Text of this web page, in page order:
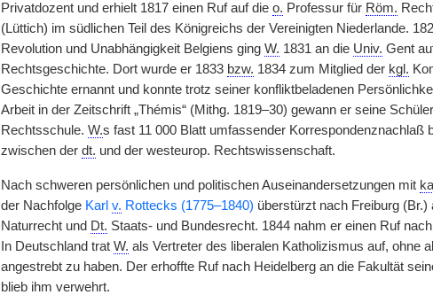
Privatdozent und erhielt 1817 einen Ruf auf die o. Professur für Röm.
(Lüttich) im südlichen Teil des Königreichs der Vereinigten Niederlande.
Revolution und Unabhängigkeit Belgiens ging W. 1831 an die Univ. Gent
Rechtsgeschichte. Dort wurde er 1833 bzw. 1834 zum Mitglied der kgl.
Geschichte ernannt und konnte trotz seiner konfliktbeladenen
Arbeit in der Zeitschrift „Thémis“ (Mithg. 1819–30) gewann er seine
Rechtsschule. W.s fast 11 000 Blatt umfassender
zwischen der dt. und der westeurop. Rechtswissenschaft.
Nach schweren persönlichen und politischen Auseinandersetzungen mit
der Nachfolge Karl v. Rottecks (1775–1840) überstürzt nach Freiburg
Naturrecht und Dt. Staats- und Bundesrecht. 1844 nahm er einen Ruf
In Deutschland trat W. als Vertreter des liberalen Katholizismus auf, ohne
angestrebt zu haben. Der erhoffte Ruf nach Heidelberg an die Fakultät
blieb ihm verwehrt.